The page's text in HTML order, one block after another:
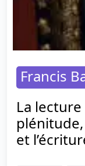
Francis
La
et